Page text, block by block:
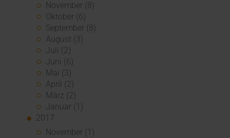
November (8)
Oktober (6)
September (8)
August (3)
Juli (2)
Juni (6)
Mai (3)
April (2)
März (2)
Januar (1)
2017
November (1)